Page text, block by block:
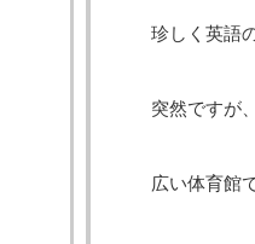
珍しく英語
突然ですが
広い体育館